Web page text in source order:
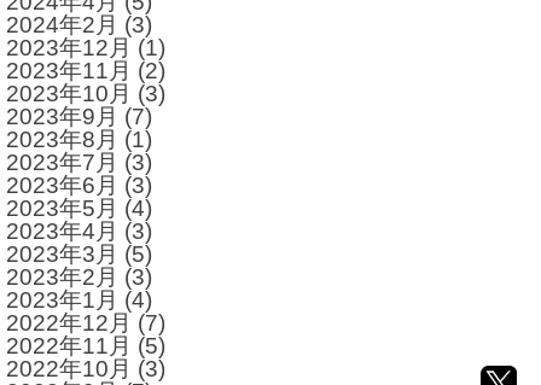
2024年2月 (3)
2023年12月 (1)
2023年11月 (2)
2023年10月 (3)
2023年9月 (7)
2023年8月 (1)
2023年7月 (3)
2023年6月 (3)
2023年5月 (4)
2023年4月 (3)
2023年3月 (5)
2023年2月 (3)
2023年1月 (4)
2022年12月 (7)
2022年11月 (5)
2022年10月 (3)